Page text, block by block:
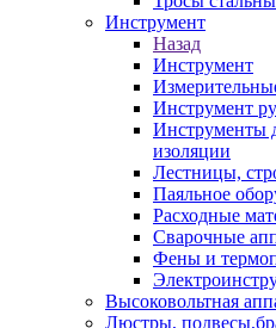
Инструмент
Назад
Инструмент
Инструмент
Инструменты
изоляции
Лестницы,
Паяльное
Расходные
Сварочные
Фены и
Высоковольтная
Люстры,